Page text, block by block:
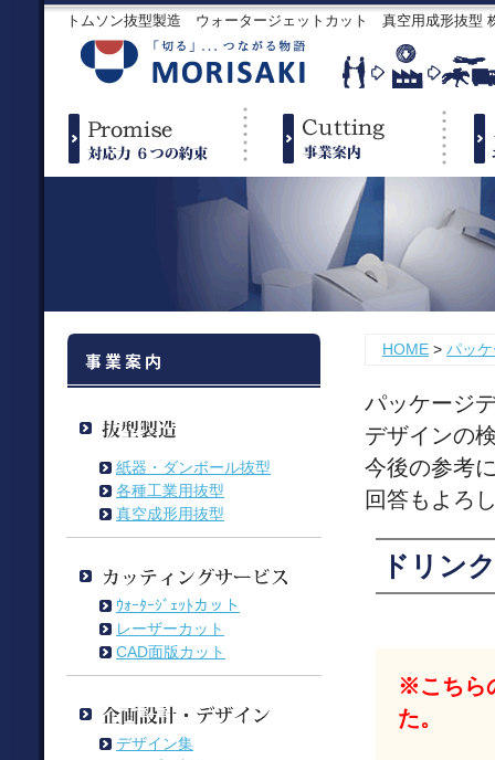
トムソン抜型製造 ウォータージェットカット 真空用成形抜
紙器・ダンボール抜型
各種工業用抜型
真空成形用抜型
ｳｫｰﾀｰｼﾞｪｯﾄカット
レーザーカット
CAD面版カット
デザイン集
HOME > パッ
パッケージ
デザインの
今後の参考
回答もよろ
ドリン
※こちら
た。